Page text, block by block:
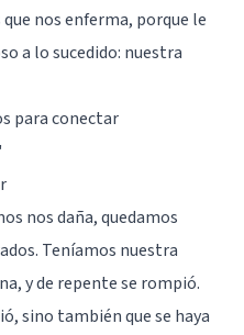
que nos enferma, porque le
a lo sucedido: nuestra
para conectar
nos daña, quedamos
Teníamos nuestra
y de repente se rompió.
sino también que se haya